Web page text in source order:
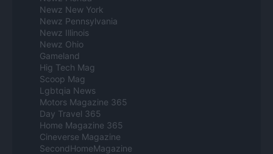
Newz New York
Newz Pennsylvania
Newz Illinois
Newz Ohio
Gameland
Hig Tech Mag
Scoop Mag
Lgbtqia News
Motors Magazine 365
Day Travel 365
Home Magazine 365
Cineverse Magazine
SecondHomeMagazine